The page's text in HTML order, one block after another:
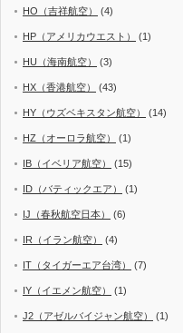
HO（吉祥航空） (4)
HP（アメリカウエスト） (1)
HU（海南航空） (3)
HX（香港航空） (43)
HY（ウズベキスタン航空） (14)
HZ（オーロラ航空） (1)
IB（イベリア航空） (15)
ID（バティックエア） (1)
IJ（春秋航空日本） (6)
IR（イラン航空） (4)
IT（タイガーエア台湾） (7)
IY（イエメン航空） (1)
J2（アゼルバイジャン航空） (1)